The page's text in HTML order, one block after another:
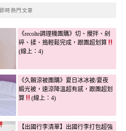
即時熱門文章
《recolte調理機團購》切、攪拌、剁
碎、揉、搗輕鬆完成，跟團超划算
(線上：4)
《久賴涼被團購》夏日冰冰被/夏夜
緞光被，速涼降溫超有感，跟團超划
算
(線上：4)
【出國行李清單】出國行李打包超強